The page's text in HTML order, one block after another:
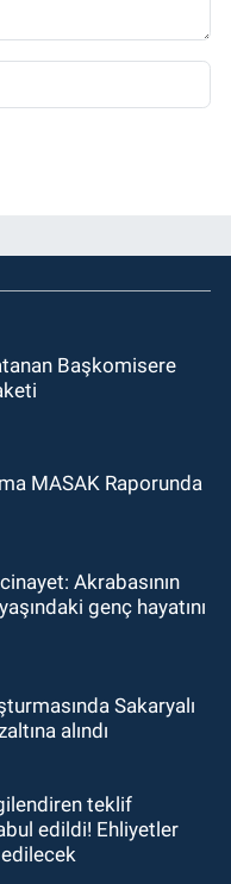
Başkomisere
MASAK Raporunda
Akrabasının
genç hayatını
Sakaryalı
alındı
teklif
edildi! Ehliyetler